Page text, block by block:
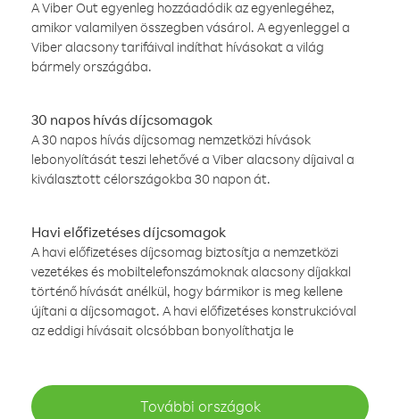
A Viber Out egyenleg hozzáadódik az egyenlegéhez,
amikor valamilyen összegben vásárol. A egyenleggel a
Viber alacsony tarifáival indíthat hívásokat a világ
bármely országába.
30 napos hívás díjcsomagok
A 30 napos hívás díjcsomag nemzetközi hívások
lebonyolítását teszi lehetővé a Viber alacsony díjaival a
kiválasztott célországokba 30 napon át.
Havi előfizetéses díjcsomagok
A havi előfizetéses díjcsomag biztosítja a nemzetközi
vezetékes és mobiltelefonszámoknak alacsony díjakkal
történő hívását anélkül, hogy bármikor is meg kellene
újítani a díjcsomagot. A havi előfizetéses konstrukcióval
az eddigi hívásait olcsóbban bonyolíthatja le
További országok